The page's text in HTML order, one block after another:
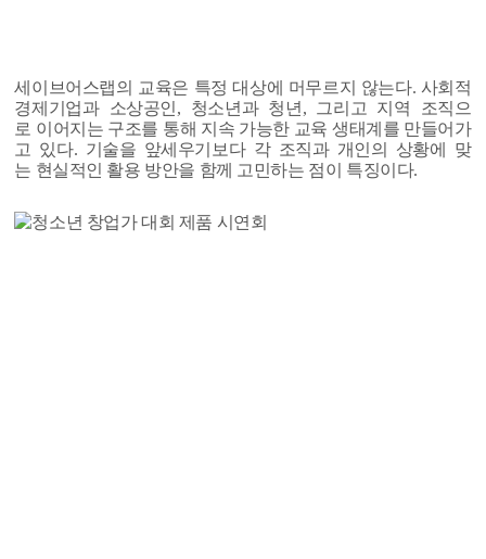
세이브어스랩의 교육은 특정 대상에 머무르지 않는다. 사회적
경제기업과 소상공인, 청소년과 청년, 그리고 지역 조직으
로 이어지는 구조를 통해 지속 가능한 교육 생태계를 만들어가
고 있다. 기술을 앞세우기보다 각 조직과 개인의 상황에 맞
는 현실적인 활용 방안을 함께 고민하는 점이 특징이다.